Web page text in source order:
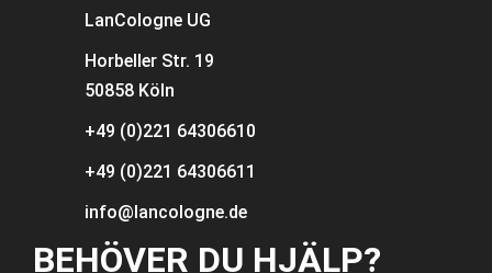
LanCologne UG
Horbeller Str. 19
50858 Köln
+49 (0)221 64306610
+49 (0)221 64306611
info@lancologne.de
BEHÖVER DU HJÄLP?